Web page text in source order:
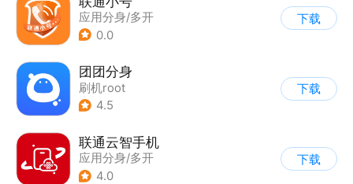
应用分身/多开
0.0
下载
团团分身
刷机root
| 应用分身/多开
4.5
下载
联通云智手机
应用分身/多开
4.0
下载